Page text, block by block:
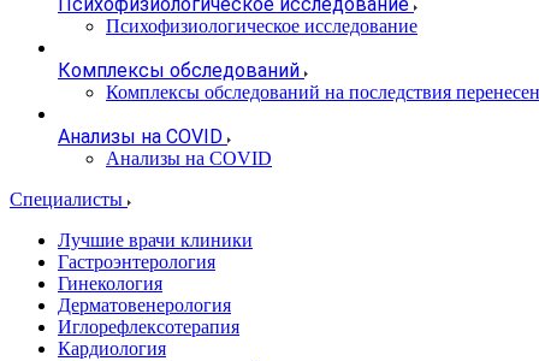
Психофизиологическое исследование
Комплексы обследований
Комплексы обследований на последствия
Анализы на COVID
Анализы на COVID
Специалисты
Лучшие врачи клиники
Гастроэнтерология
Гинекология
Дерматовенерология
Иглорефлексотерапия
Кардиология